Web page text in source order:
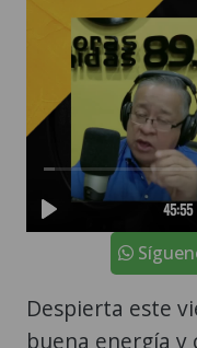
Despierta este
buena energía